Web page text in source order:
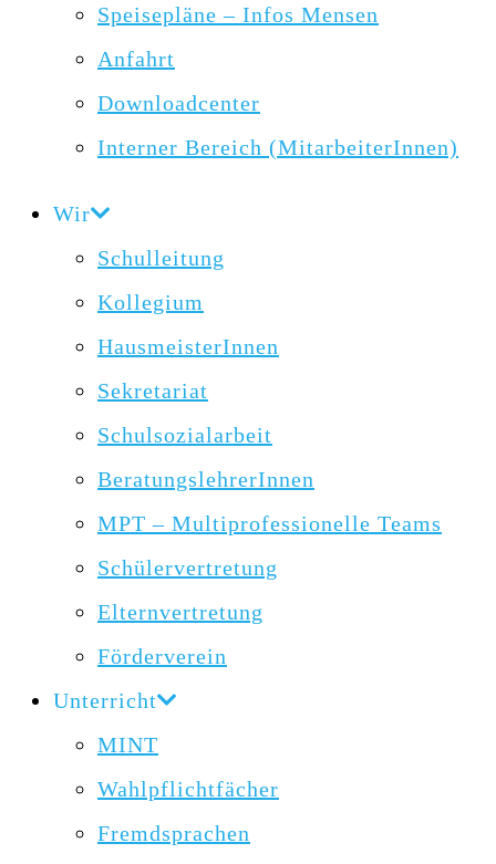
Speisepläne – Infos Mensen
Anfahrt
Downloadcenter
Interner Bereich (MitarbeiterInnen)
Wir
Schulleitung
Kollegium
HausmeisterInnen
Sekretariat
Schulsozialarbeit
BeratungslehrerInnen
MPT – Multiprofessionelle Teams
Schülervertretung
Elternvertretung
Förderverein
Unterricht
MINT
Wahlpflichtfächer
Fremdsprachen